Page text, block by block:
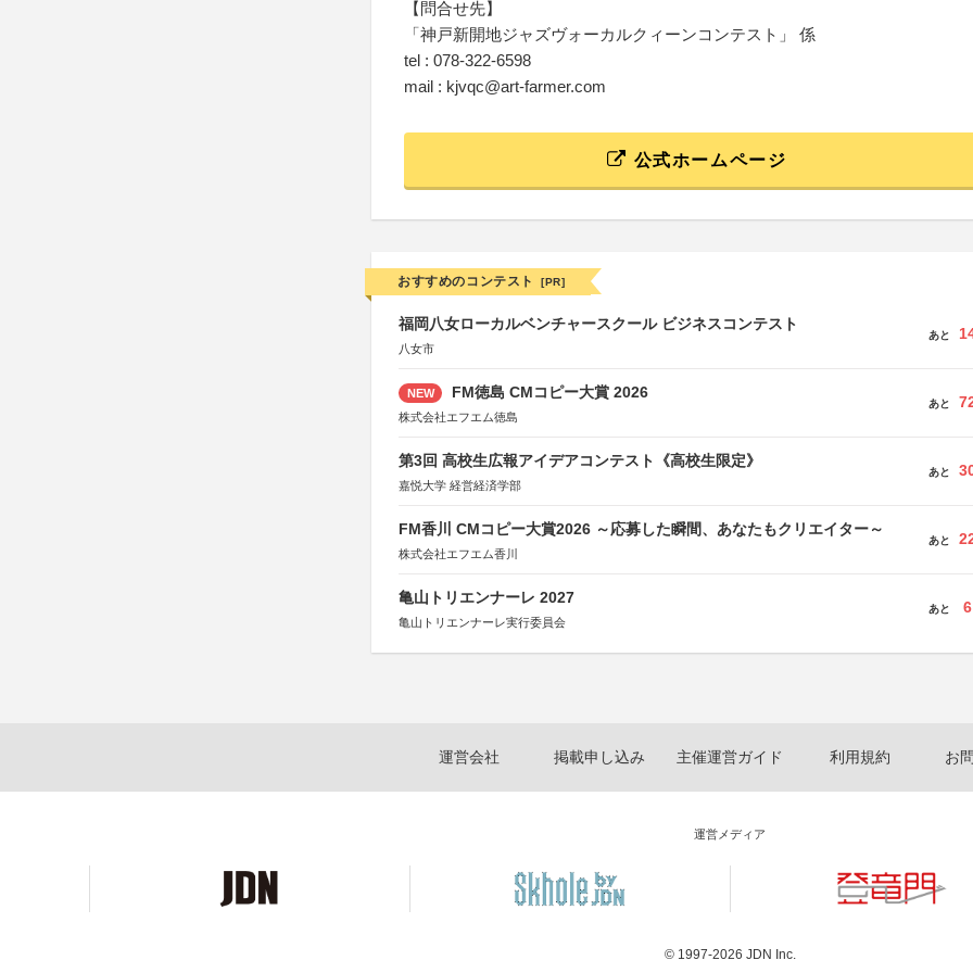
【問合せ先】
「神戸新開地ジャズヴォーカルクィーンコンテスト」 係
tel : 078-322-6598
mail : kjvqc@art-farmer.com
公式ホームページ
おすすめのコンテスト [PR]
福岡八女ローカルベンチャースクール ビジネスコンテスト
八女市
あと
NEW FM徳島 CMコピー大賞 2026
株式会社エフエム徳島
あと
第3回 高校生広報アイデアコンテスト《高校生限定》
嘉悦大学 経営経済学部
あと
FM香川 CMコピー大賞2026 ～応募した瞬間、あなたもクリエイター～
株式会社エフエム香川
あと
亀山トリエンナーレ 2027
亀山トリエンナーレ実行委員会
あと 6
運営会社 掲載申し込み 主催運営ガイド 利用規約 お
運営メディア
© 1997-2026 JDN Inc.